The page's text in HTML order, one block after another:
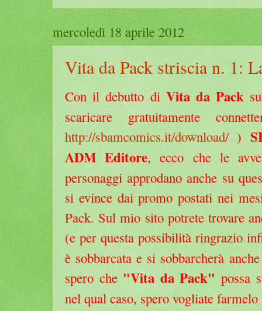
mercoledì 18 aprile 2012
Vita da Pack striscia n. 1:
Con il debutto di Vita da Pack
scaricare gratuitamente
http://sbamcomics.it/download/)
ADM Editore, ecco che le
personaggi approdano anche su
si evince dai promo postati nei
Pack. Sul mio sito potrete trovare
(e per questa possibilità ringrazio
è sobbarcata e si sobbarcherà
spero che "Vita da Pack" possa
nel qual caso, spero vogliate farmelo